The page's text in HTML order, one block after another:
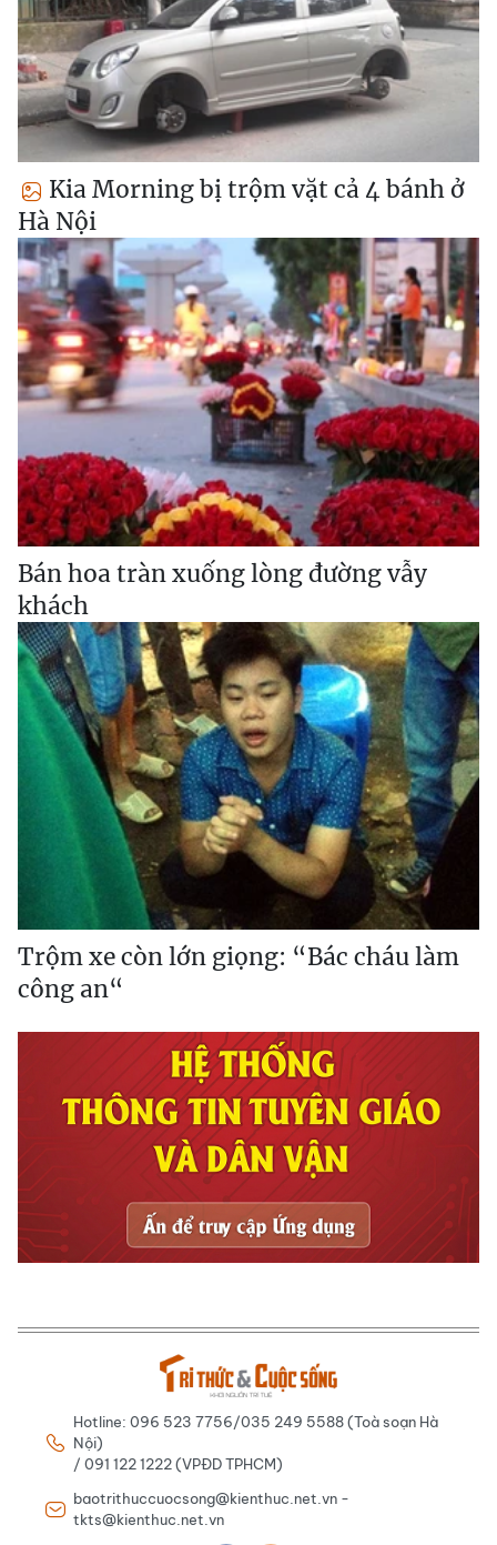
Kia Morning bị trộm vặt cả 4 bánh ở
Hà Nội
Bán hoa tràn xuống lòng đường vẫy
khách
Trộm xe còn lớn giọng: “Bác cháu làm
công an“
Hotline: 096 523 7756/035 249 5588 (Toà soạn Hà
Nội)
/ 091 122 1222 (VPĐD TPHCM)
baotrithuccuocsong@kienthuc.net.vn -
tkts@kienthuc.net.vn